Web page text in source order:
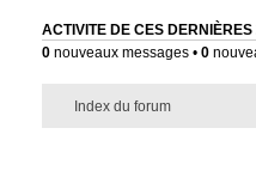
ACTIVITE DE CES
0nouveaux messages • 0
Index du forum